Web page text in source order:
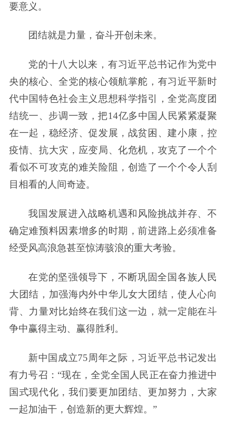
要意义。
团结就是力量，奋斗开创未来。
党的十八大以来，有习近平总书记作为党中
央的核心、全党的核心领航掌舵，有习近平新时
代中国特色社会主义思想科学指引，全党高度团
结统一、步调一致，把14亿多中国人民紧紧凝聚
在一起，稳经济、促发展，战贫困、建小康，控
疫情、抗大灾，应变局、化危机，攻克了一个个
看似不可攻克的难关险阻，创造了一个个令人刮
目相看的人间奇迹。
我国发展进入战略机遇和风险挑战并存、不
确定难预料因素增多的时期，前进路上必须准备
经受风高浪急甚至惊涛骇浪的重大考验。
在党的坚强领导下，不断巩固全国各族人民
大团结，加强海内外中华儿女大团结，使人心向
背、力量对比始终在我们这一边，就一定能在斗
争中赢得主动、赢得胜利。
新中国成立75周年之际，习近平总书记发出
有力号召：“现在，全党全国人民正在奋力推进中
国式现代化，我们要更加团结、更加努力，大家
一起加油干，创造新的更大辉煌。”